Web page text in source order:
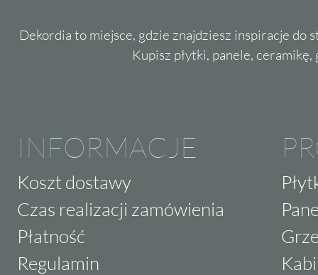
Dekordia to miejsce, gdzie znajdziesz inspiracje do
Kupisz płytki, panele,
INFORMACJE
Koszt dostawy
Czas realizacji zamówienia
Płatność
Regulamin